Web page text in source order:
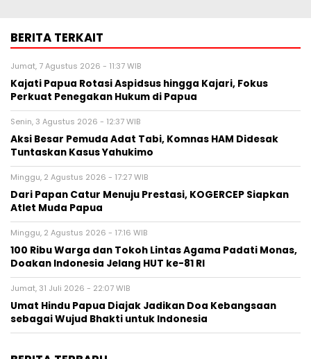
BERITA TERKAIT
Jumat, 7 Agustus 2026 - 11:37 WIB
Kajati Papua Rotasi Aspidsus hingga Kajari, Fokus
Perkuat Penegakan Hukum di Papua
Senin, 3 Agustus 2026 - 12:37 WIB
Aksi Besar Pemuda Adat Tabi, Komnas HAM Didesak
Tuntaskan Kasus Yahukimo
Minggu, 2 Agustus 2026 - 17:27 WIB
Dari Papan Catur Menuju Prestasi, KOGERCEP Siapkan
Atlet Muda Papua
Minggu, 2 Agustus 2026 - 17:16 WIB
100 Ribu Warga dan Tokoh Lintas Agama Padati Monas,
Doakan Indonesia Jelang HUT ke-81 RI
Jumat, 31 Juli 2026 - 22:07 WIB
Umat Hindu Papua Diajak Jadikan Doa Kebangsaan
sebagai Wujud Bhakti untuk Indonesia